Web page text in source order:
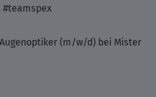
#teamspex
(m/w/d) bei Mister